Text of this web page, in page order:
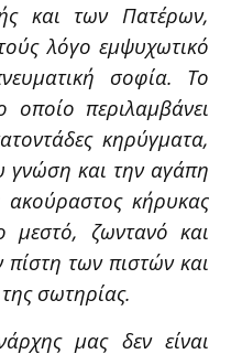
και των Πατέρων,
λόγο εμψυχωτικό
σοφία. Το
περιλαμβάνει
κηρύγματα,
γνώση και την αγάπη
κήρυκας
μεστό, ζωντανό και
πίστη των πιστών και
σωτηρίας.
μας δεν είναι